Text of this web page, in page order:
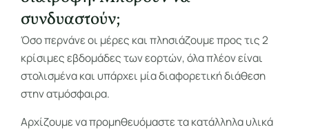
συνδυαστούν;
Όσο περνάνε οι μέρες και πλησιάζουμε προς τις 2
κρίσιμες εβδομάδες των εορτών, όλα πλέον είναι
στολισμένα και υπάρχει μία διαφορετική διάθεση
στην ατμόσφαιρα.
Αρχίζουμε να προμηθευόμαστε τα κατάλληλα υλικά